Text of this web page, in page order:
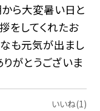
ら大変暑い日と
をしてくれたお
も元気が出まし
りがとうございま
いいね(1)